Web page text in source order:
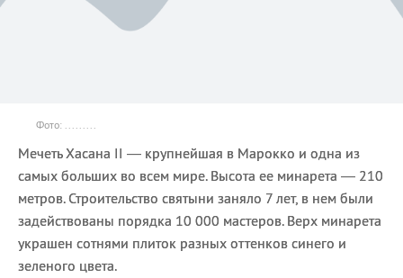
Фото: .........
Мечеть Хасана II — крупнейшая в Марокко и одна из
самых больших во всем мире. Высота ее минарета — 210
метров. Строительство святыни заняло 7 лет, в нем были
задействованы порядка 10 000 мастеров. Верх минарета
украшен сотнями плиток разных оттенков синего и
зеленого цвета.